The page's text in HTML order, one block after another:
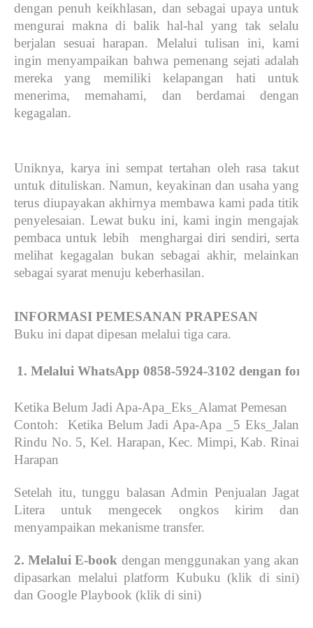
dengan penuh keikhlasan, dan sebagai upaya untuk
mengurai makna di balik hal-hal yang tak selalu
berjalan sesuai harapan. Melalui tulisan ini, kami
ingin menyampaikan bahwa pemenang sejati adalah
mereka yang memiliki kelapangan hati untuk
menerima, memahami, dan berdamai dengan
kegagalan.
Uniknya, karya ini sempat tertahan oleh rasa takut
untuk dituliskan. Namun, keyakinan dan usaha yang
terus diupayakan akhirnya membawa kami pada titik
penyelesaian. Lewat buku ini, kami ingin mengajak
pembaca untuk lebih menghargai diri sendiri, serta
melihat kegagalan bukan sebagai akhir, melainkan
sebagai syarat menuju keberhasilan.
INFORMASI PEMESANAN PRAPESAN
Buku ini dapat dipesan melalui tiga cara.
Melalui WhatsApp 0858-5924-3102 dengan
Ketika Belum Jadi Apa-Apa_Eks_Alamat Pemesan
Contoh: Ketika Belum Jadi Apa-Apa _5 Eks_Jalan
Rindu No. 5, Kel. Harapan, Kec. Mimpi, Kab. Rinai
Harapan
Setelah itu, tunggu balasan Admin Penjualan Jagat
Litera untuk mengecek ongkos kirim dan
menyampaikan mekanisme transfer.
2. Melalui E-book dengan menggunakan yang akan
dipasarkan melalui platform Kubuku (klik di sini)
dan Google Playbook (klik di sini)